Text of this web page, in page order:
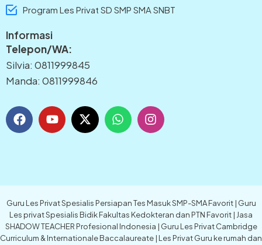
Program Les Privat SD SMP SMA SNBT
Informasi
Telepon/WA:
Silvia: 0811999845
Manda: 0811999846
F
a
c
o
Y
o
u
e
X
-
t
t
e
r
W
h
a
p
I
n
s
r
a
m
Guru Les Privat Spesialis Persiapan Tes Masuk SMP-SMA Favorit | Guru
Les privat Spesialis Bidik Fakultas Kedokteran dan PTN Favorit | Jasa
SHADOW TEACHER Profesional Indonesia | Guru Les Privat Cambridge
Curriculum & Internationale Baccalaureate | Les Privat Guru ke rumah dan